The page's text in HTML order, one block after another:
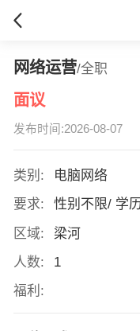
网络运营/全职
面议
发布时间:2026-08-07
类别:
电脑网络
要求:
性别不限/ 学
区域:
梁河
人数:
1
福利: